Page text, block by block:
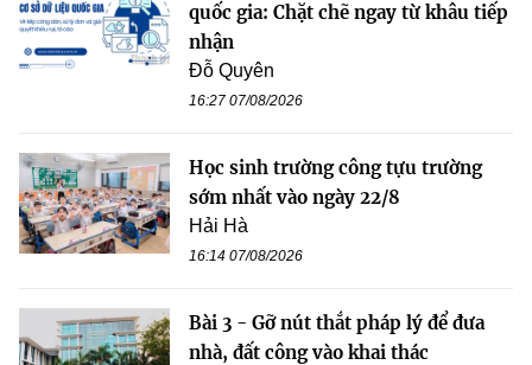
quốc gia: Chặt chẽ ngay từ khâu tiếp
nhận
Đỗ Quyên
16:27 07/08/2026
Học sinh trường công tựu trường
sớm nhất vào ngày 22/8
Hải Hà
16:14 07/08/2026
Bài 3 - Gỡ nút thắt pháp lý để đưa
nhà, đất công vào khai thác